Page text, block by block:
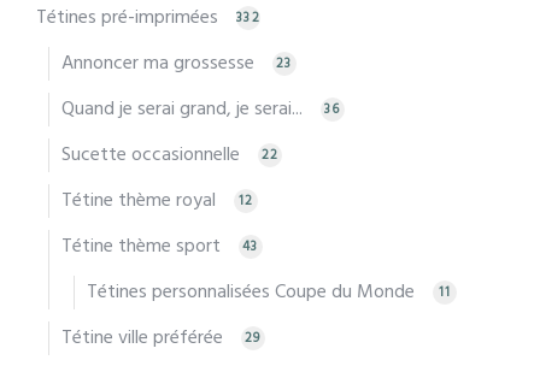
Tétines pré-imprimées 332
Annoncer ma grossesse 23
Quand je serai grand, je serai... 36
Sucette occasionnelle 22
Tétine thème royal 12
Tétine thème sport 43
Tétines personnalisées Coupe du Monde 11
Tétine ville préférée 29